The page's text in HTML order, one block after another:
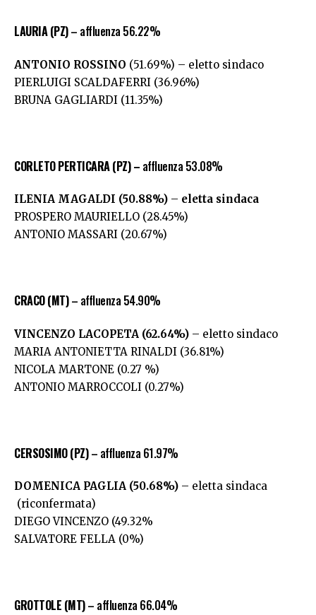
LAURIA (PZ)– affluenza 56.22%
ANTONIO ROSSINO (51.69%) – eletto sindaco
PIERLUIGI SCALDAFERRI (36.96%)
BRUNA GAGLIARDI (11.35%)
CORLETO PERTICARA (PZ) – affluenza 53.08%
ILENIA MAGALDI (50.88%) – eletta sindaca
PROSPERO MAURIELLO (28.45%)
ANTONIO MASSARI (20.67%)
CRACO (MT)– affluenza 54.90%
VINCENZO LACOPETA (62.64%) – eletto sindaco
MARIA ANTONIETTA RINALDI (36.81%)
NICOLA MARTONE (0.27 %)
ANTONIO MARROCCOLI (0.27%)
CERSOSIMO (PZ)– affluenza 61.97%
DOMENICA PAGLIA (50.68%) – eletta sindaca
(riconfermata)
DIEGO VINCENZO (49.32%
SALVATORE FELLA (0%)
GROTTOLE (MT)– affluenza 66.04%